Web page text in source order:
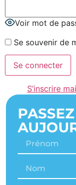
Voir mot de
Se souvenir de
S’inscrire